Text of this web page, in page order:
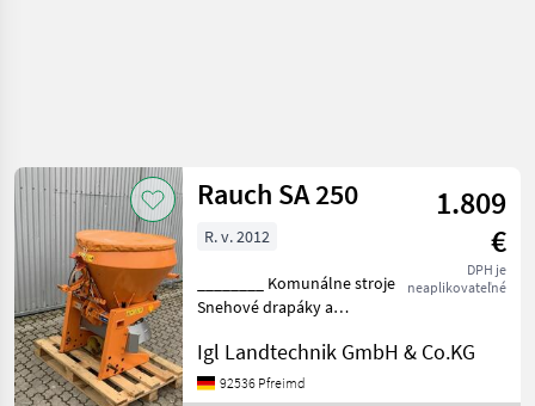
Rauch SA 250
1.809
€
DPH je
neaplikovateľné
R. v. 2012
Snehové drapáky a
Igl Landtechnik GmbH & Co.KG
92536 Pfreimd